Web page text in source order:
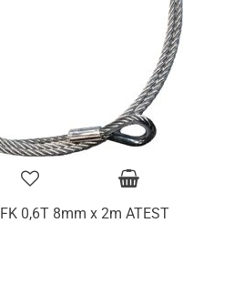
0,6T 8mm x 2m ATEST